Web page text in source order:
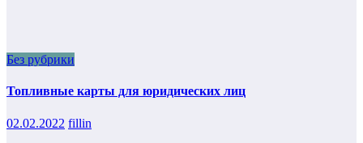
Без рубрики
Топливные карты для юридических лиц
02.02.2022 fillin